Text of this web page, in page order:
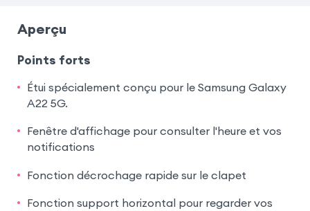
Aperçu
Points forts
Étui spécialement conçu pour le Samsung Galaxy
A22 5G.
Fenêtre d'affichage pour consulter l'heure et vos
notifications
Fonction décrochage rapide sur le clapet
Fonction support horizontal pour regarder vos